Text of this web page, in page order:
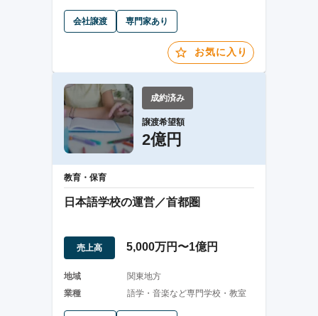
会社譲渡 専門家あり
お気に入り
成約済み
譲渡希望額
2億円
教育・保育
日本語学校の運営／首都圏
売上高 5,000万円〜1億円
地域
関東地方
業種
語学・音楽など専門学校・教室